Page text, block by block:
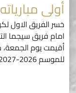
أولى
خسر الفريق الاول
أقيمت يوم
للموسم 2026-2027.